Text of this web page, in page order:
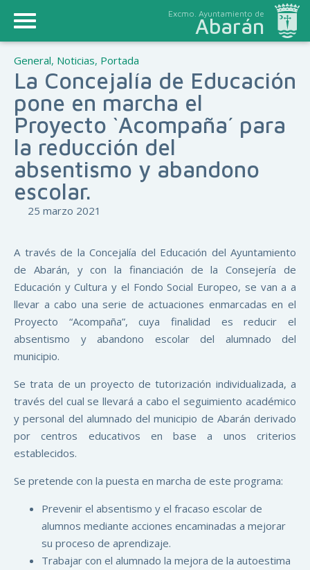
Excmo. Ayuntamiento de
Abarán
General, Noticias, Portada
La Concejalía de Educación
pone en marcha el
Proyecto `Acompaña´ para
la reducción del
absentismo y abandono
escolar.
25 marzo 2021
A través de la Concejalía del Educación del Ayuntamiento
de Abarán, y con la financiación de la Consejería de
Educación y Cultura y el Fondo Social Europeo, se van a a
llevar a cabo una serie de actuaciones enmarcadas en el
Proyecto “Acompaña”, cuya finalidad es reducir el
absentismo y abandono escolar del alumnado del
municipio.
Se trata de un proyecto de tutorización individualizada, a
través del cual se llevará a cabo el seguimiento académico
y personal del alumnado del municipio de Abarán derivado
por centros educativos en base a unos criterios
establecidos.
Se pretende con la puesta en marcha de este programa:
Prevenir el absentismo y el fracaso escolar de
alumnos mediante acciones encaminadas a mejorar
su proceso de aprendizaje.
Trabajar con el alumnado la mejora de la autoestima